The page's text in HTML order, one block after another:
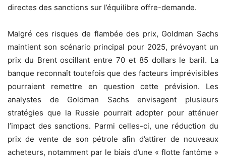
directes des sanctions sur l’équilibre offre-demande.
Malgré ces risques de flambée des prix, Goldman Sachs
maintient son scénario principal pour 2025, prévoyant un
prix du Brent oscillant entre 70 et 85 dollars le baril. La
banque reconnaît toutefois que des facteurs imprévisibles
pourraient remettre en question cette prévision. Les
analystes de Goldman Sachs envisagent plusieurs
stratégies que la Russie pourrait adopter pour atténuer
l’impact des sanctions. Parmi celles-ci, une réduction du
prix de vente de son pétrole afin d’attirer de nouveaux
acheteurs, notamment par le biais d’une « flotte fantôme »